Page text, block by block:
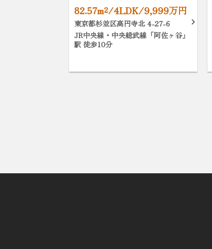
82.57m²/4LDK/9,999万円
東京都杉並区高円寺北 4-27-6
JR中央線・中央総武線「阿佐ヶ谷」
駅 徒歩10分